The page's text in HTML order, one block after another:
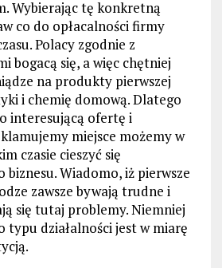
Wybierając tę konkretną
co do opłacalności firmy
Polacy zgodnie z
bogacą się, a więc chętniej
na produkty pierwszej
i chemię domową. Dlatego
interesującą ofertę i
miejsce możemy w
czasie cieszyć się
biznesu. Wiadomo, iż pierwsze
zawsze bywają trudne i
się tutaj problemy. Niemniej
typu działalności jest w miarę